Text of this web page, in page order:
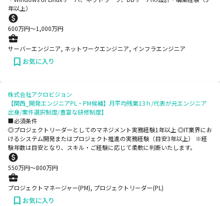
年以上）
600万円〜1,000万円
サーバーエンジニア, ネットワークエンジニア, インフラエンジニア
お気に入り
株式会社アクロビジョン
【関西_開発エンジニアPL・PM候補】月平均残業13ｈ/代表が元エンジニア
出身/案件選択制度/豊富な研修制度】
■必須条件
◎プロジェクトリーダーとしてのマネジメント実務経験1年以上 ◎IT業界にお
けるシステム開発またはプロジェクト推進の実務経験（目安3年以上） ※経
験年数は目安となり、スキル・ご経験に応じて柔軟に判断いたします。
550万円〜800万円
プロジェクトマネージャー(PM), プロジェクトリーダー(PL)
お気に入り